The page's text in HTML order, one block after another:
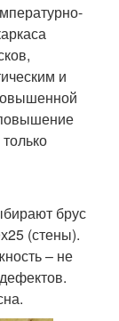
и
брус
(стены).
– не